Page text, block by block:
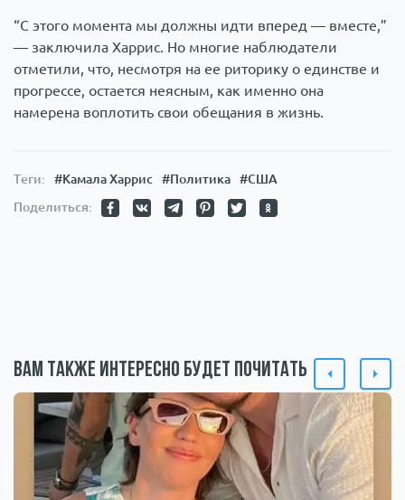
“С этого момента мы должны идти вперед — вместе,”
— заключила Харрис. Но многие наблюдатели
отметили, что, несмотря на ее риторику о единстве и
прогрессе, остается неясным, как именно она
намерена воплотить свои обещания в жизнь.
Теги: #Камала Харрис #Политика
#США
Поделиться:
Вам также интересно будет почитать